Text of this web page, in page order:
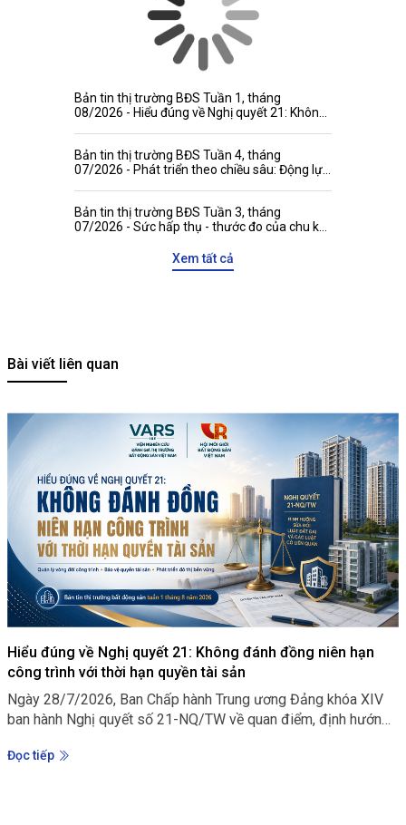
Bản tin thị trường BĐS Tuần 1, tháng
08/2026 - Hiểu đúng về Nghị quyết 21: Không
Bản tin thị trường BĐS Tuần 4, tháng
07/2026 - Phát triển theo chiều sâu: Động lực
Bản tin thị trường BĐS Tuần 3, tháng
07/2026 - Sức hấp thụ - thước đo của chu kỳ
Xem tất cả
Bài viết liên quan
Hiểu đúng về Nghị quyết 21: Không đánh đồng niên hạn
công trình với thời hạn quyền tài sản
Ngày 28/7/2026, Ban Chấp hành Trung ương Đảng khóa XIV
ban hành Nghị quyết số 21-NQ/TW về quan điểm, định hướng
một định hướng nhằm tiếp tục hoàn thiện cơ chế khai thác
Đọc tiếp